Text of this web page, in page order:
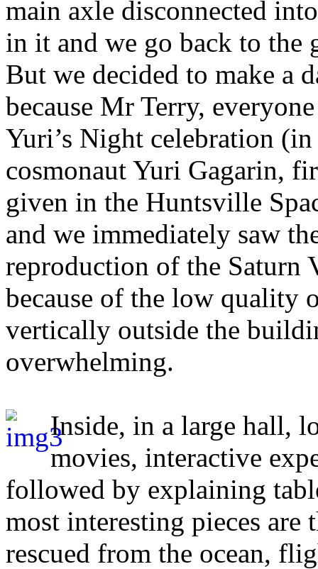
main axle disconnected
in it and we go back to the
But we decided to make a
because Mr Terry,
Yuri’s Night celebration
cosmonaut Yuri Gagarin,
given in the Huntsville
and we immediately saw
reproduction of the Saturn
because of the low quality
vertically outside the
overwhelming.
Inside, in a large hall,
movies, interactive
followed by explaining
most interesting pieces
rescued from the ocean,